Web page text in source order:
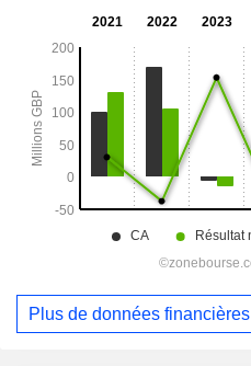
Plus de données financières